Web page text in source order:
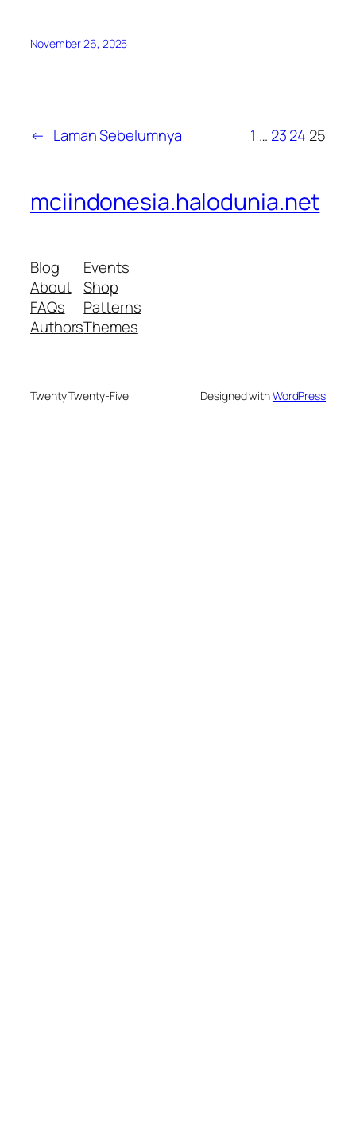
November 26, 2025
← Laman Sebelumnya 1 … 2324 25
mciindonesia.halodunia.net
Blog
About
FAQs
Authors
Events
Shop
Patterns
Themes
Twenty Twenty-Five Designed withWordPress